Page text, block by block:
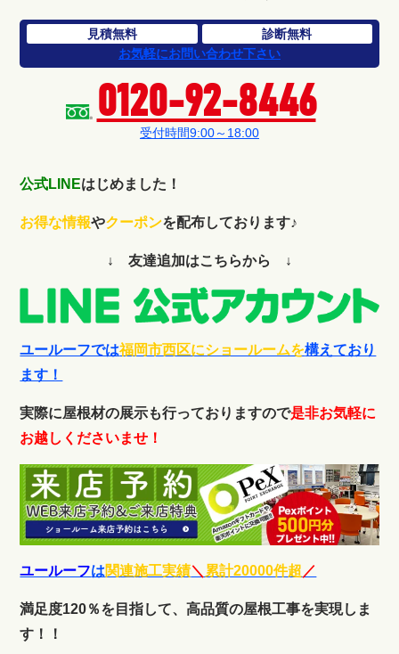
見積無料
診断無料
お気軽にお問い合わせ下さい
0120-92-8446
受付時間9:00～18:00
公式LINEはじめました！
お得な情報やクーポンを配布しております♪
↓ 友達追加はこちらから ↓
ユールーフでは福岡市西区にショールームを構えており
ます！
実際に屋根材の展示も行っておりますので是非お気軽に
お越しくださいませ！
ユールーフは関連施工実績＼ 累計20000件超 ／
満足度120％を目指して、高品質の屋根工事を実現しま
す！！